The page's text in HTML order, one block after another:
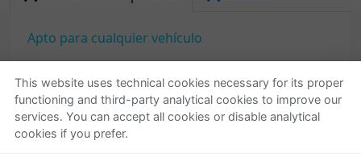
Apto para cualquier vehículo
Quienes somos
Empresa
Ayuda
This website uses technical cookies necessary for its proper
functioning and third-party analytical cookies to improve our
services. You can accept all cookies or disable analytical
cookies if you prefer.